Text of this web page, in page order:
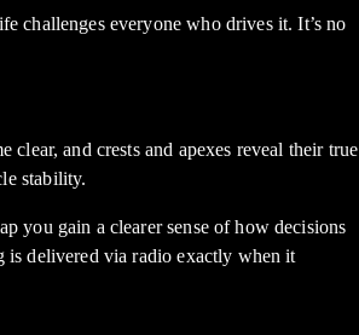
challenges everyone who drives it. It’s no
and crests and apexes reveal their true
stability.
you gain a clearer sense of how decisions
is delivered via radio exactly when it